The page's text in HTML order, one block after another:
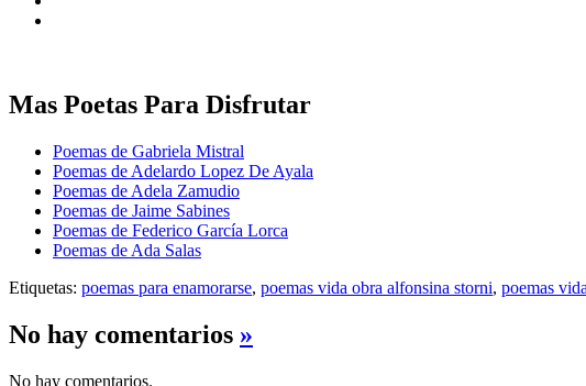
Mas Poetas Para Disfrutar
Poemas de Gabriela Mistral
Poemas de Adelardo Lopez De Ayala
Poemas de Adela Zamudio
Poemas de Jaime Sabines
Poemas de Federico García Lorca
Poemas de Ada Salas
Etiquetas: poemas para enamorarse, poemas vida obra alfonsina storni, poemas
No hay comentarios »
No hay comentarios.